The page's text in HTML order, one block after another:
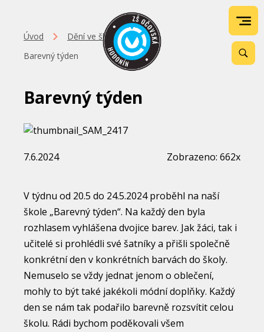
Úvod
Dění ve škole
Barevný týden
Barevný týden
7.6.2024 Zobrazeno: 662x
V týdnu od 20.5 do 24.5.2024 proběhl na naší
škole „Barevný týden“. Na každý den byla
rozhlasem vyhlášena dvojice barev. Jak žáci, tak i
učitelé si prohlédli své šatníky a přišli společně
konkrétní den v konkrétních barvách do školy.
Nemuselo se vždy jednat jenom o oblečení,
mohly to být také jakékoli módní doplňky. Každý
den se nám tak podařilo barevně rozsvítit celou
školu. Rádi bychom poděkovali všem